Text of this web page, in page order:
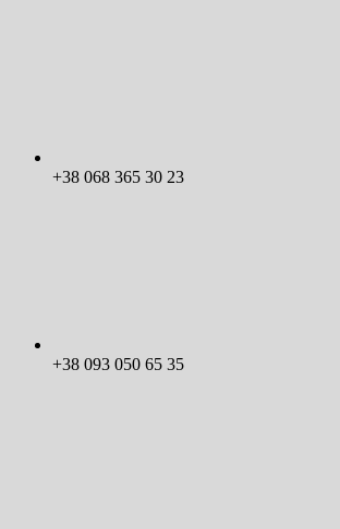
+38 068 365 30 23
+38 093 050 65 35